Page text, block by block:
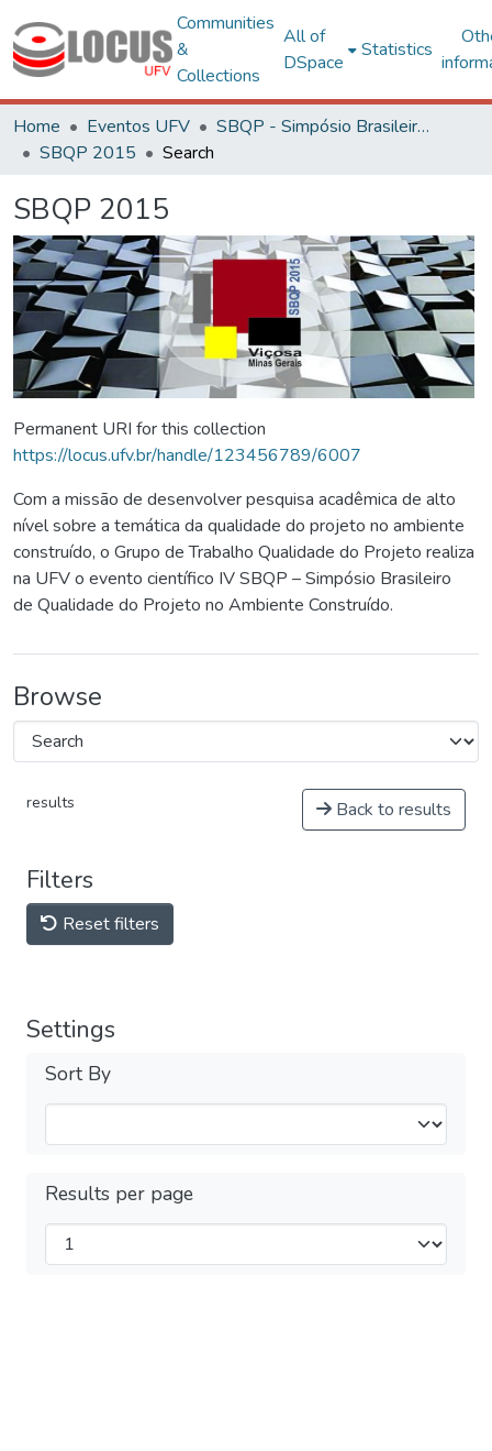
Communities
&
Collections
All of
DSpace
Statistics
Home Eventos UFV
SBQP - Simpósio Brasileiro de Qualidade do Projeto no Ambiente Construído
SBQP 2015
Search
SBQP 2015
Permanent URI for this collection
https://locus.ufv.br/handle/123456789/6007
Com a missão de desenvolver pesquisa acadêmica de alto
nível sobre a temática da qualidade do projeto no ambiente
construído, o Grupo de Trabalho Qualidade do Projeto realiza
na UFV o evento científico IV SBQP – Simpósio Brasileiro
de Qualidade do Projeto no Ambiente Construído.
Browse
results Back to results
Filters
Reset filters
Settings
Sort By
Results per page